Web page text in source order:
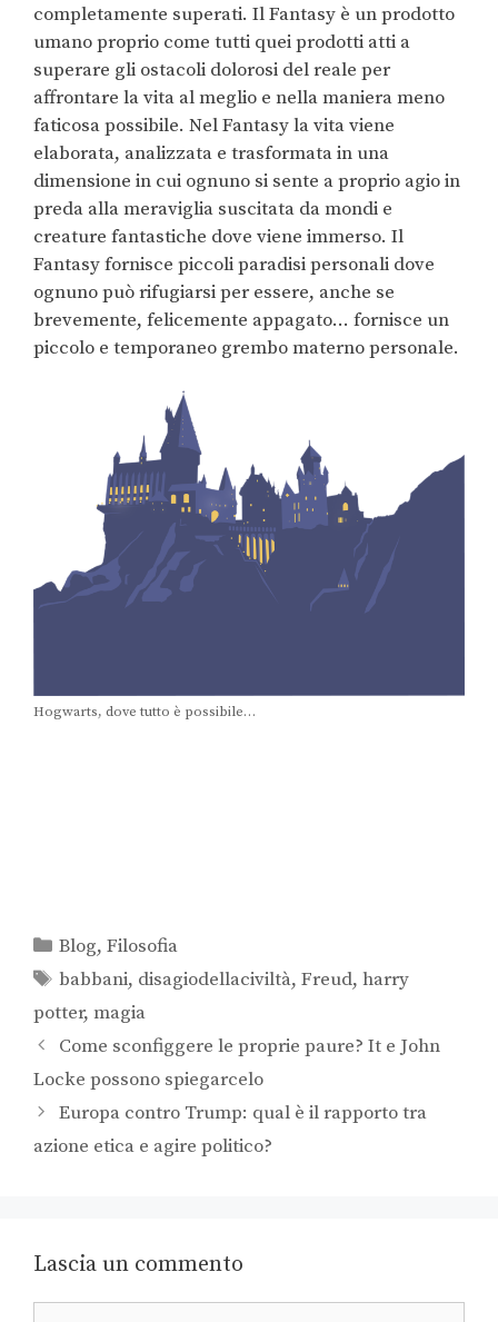
completamente superati. Il Fantasy è un prodotto
umano proprio come tutti quei prodotti atti a
superare gli ostacoli dolorosi del reale per
affrontare la vita al meglio e nella maniera meno
faticosa possibile. Nel Fantasy la vita viene
elaborata, analizzata e trasformata in una
dimensione in cui ognuno si sente a proprio agio in
preda alla meraviglia suscitata da mondi e
creature fantastiche dove viene immerso. Il
Fantasy fornisce piccoli paradisi personali dove
ognuno può rifugiarsi per essere, anche se
brevemente, felicemente appagato… fornisce un
piccolo e temporaneo grembo materno personale.
Hogwarts, dove tutto è possibile…
Blog,Filosofia
babbani, disagiodellaciviltà,Freud,harry
potter, magia
Come sconfiggere le proprie paure? It e John
Locke possono spiegarcelo
Europa contro Trump: qual è il rapporto tra
azione etica e agire politico?
Lascia un commento